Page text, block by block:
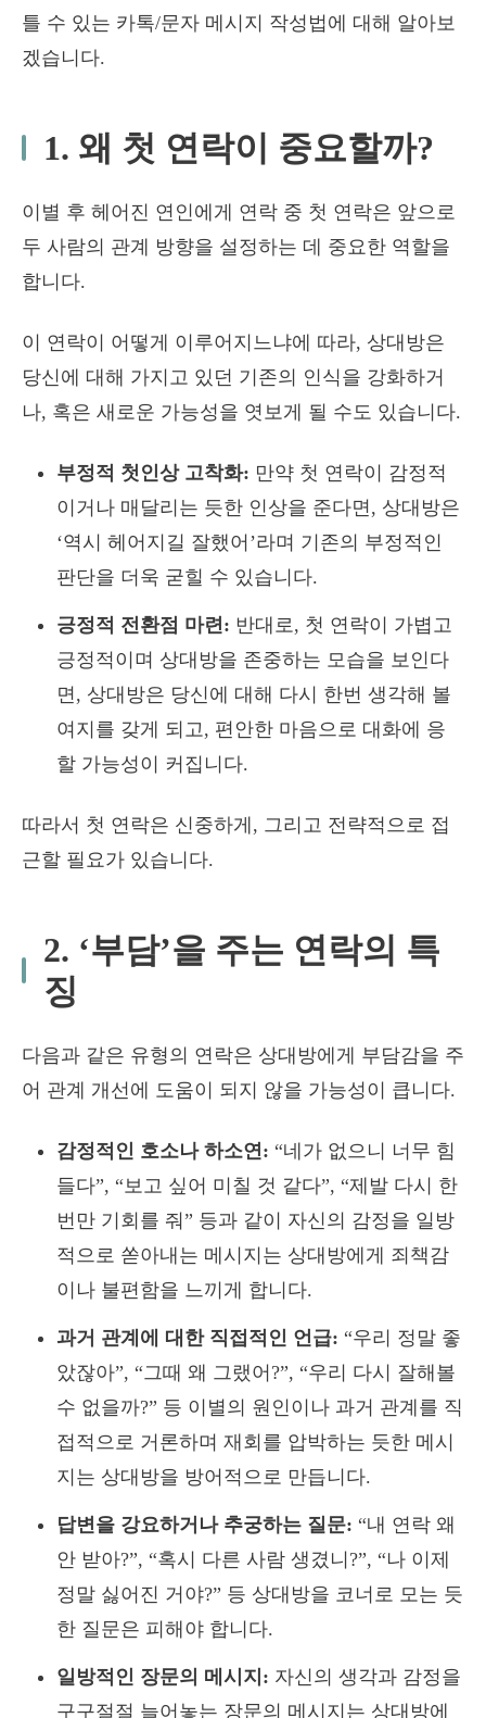
틀 수 있는 카톡/문자 메시지 작성법에 대해 알아보
겠습니다.
1. 왜 첫 연락이 중요할까?
이별 후 헤어진 연인에게 연락 중 첫 연락은 앞으로
두 사람의 관계 방향을 설정하는 데 중요한 역할을
합니다.
이 연락이 어떻게 이루어지느냐에 따라, 상대방은
당신에 대해 가지고 있던 기존의 인식을 강화하거
나, 혹은 새로운 가능성을 엿보게 될 수도 있습니다.
부정적 첫인상 고착화: 만약 첫 연락이 감정적
이거나 매달리는 듯한 인상을 준다면, 상대방은
‘역시 헤어지길 잘했어’라며 기존의 부정적인
판단을 더욱 굳힐 수 있습니다.
긍정적 전환점 마련: 반대로, 첫 연락이 가볍고
긍정적이며 상대방을 존중하는 모습을 보인다
면, 상대방은 당신에 대해 다시 한번 생각해 볼
여지를 갖게 되고, 편안한 마음으로 대화에 응
할 가능성이 커집니다.
따라서 첫 연락은 신중하게, 그리고 전략적으로 접
근할 필요가 있습니다.
2. ‘부담’을 주는 연락의 특
징
다음과 같은 유형의 연락은 상대방에게 부담감을 주
어 관계 개선에 도움이 되지 않을 가능성이 큽니다.
감정적인 호소나 하소연: “네가 없으니 너무 힘
들다”, “보고 싶어 미칠 것 같다”, “제발 다시 한
번만 기회를 줘” 등과 같이 자신의 감정을 일방
적으로 쏟아내는 메시지는 상대방에게 죄책감
이나 불편함을 느끼게 합니다.
과거 관계에 대한 직접적인 언급: “우리 정말 좋
았잖아”, “그때 왜 그랬어?”, “우리 다시 잘해볼
수 없을까?” 등 이별의 원인이나 과거 관계를 직
접적으로 거론하며 재회를 압박하는 듯한 메시
지는 상대방을 방어적으로 만듭니다.
답변을 강요하거나 추궁하는 질문: “내 연락 왜
안 받아?”, “혹시 다른 사람 생겼니?”, “나 이제
정말 싫어진 거야?” 등 상대방을 코너로 모는 듯
한 질문은 피해야 합니다.
일방적인 장문의 메시지: 자신의 생각과 감정을
구구절절 늘어놓는 장문의 메시지는 상대방에